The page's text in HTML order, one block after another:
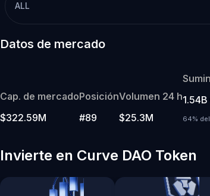
ALL
Datos de mercado
Cap. de mercado
$322.59M
Posición
#89
Volumen 24 h
$25.3M
1.54B
64%
Invierte en Curve DAO Token